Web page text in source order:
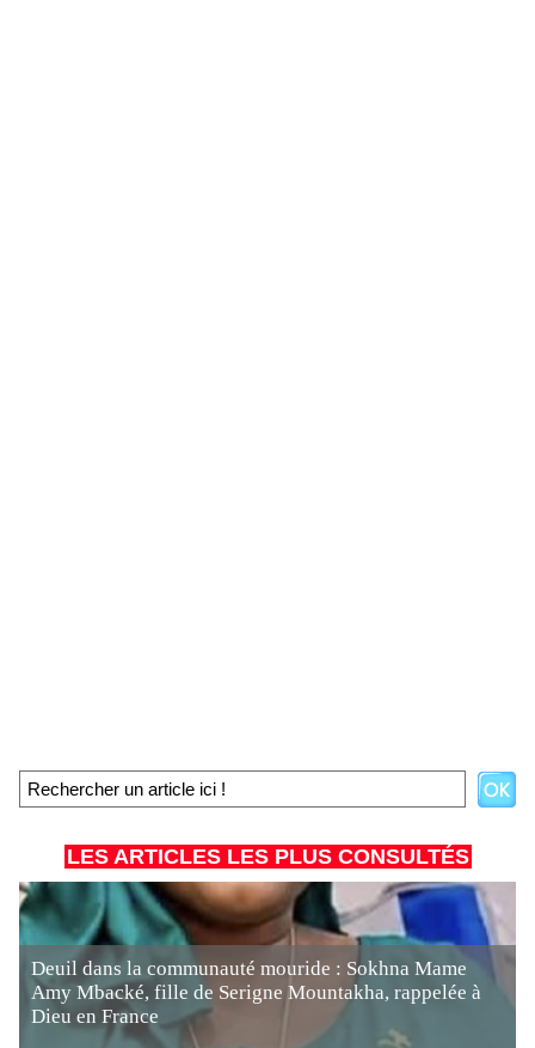
LES ARTICLES LES PLUS CONSULTÉS
Deuil dans la communauté mouride : Sokhna Mame
Amy Mbacké, fille de Serigne Mountakha, rappelée à
Dieu en France